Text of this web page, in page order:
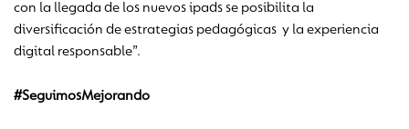
con la llegada de los nuevos ipads se posibilita la
diversificación de estrategias pedagógicas y la experiencia
digital responsable”.
#SeguimosMejorando